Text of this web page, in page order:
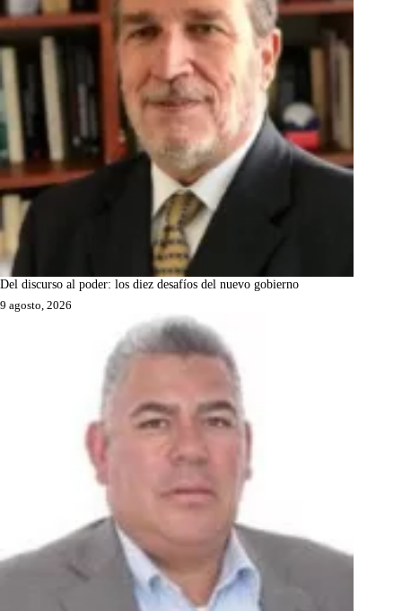
Del discurso al poder: los diez desafíos del nuevo gobierno
9 agosto, 2026